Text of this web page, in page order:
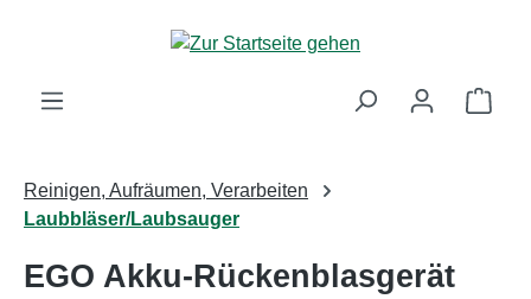
Zum Hauptinhalt springen
Reinigen, Aufräumen, Verarbeiten
Laubbläser/Laubsauger
EGO Akku-Rückenblasgerät